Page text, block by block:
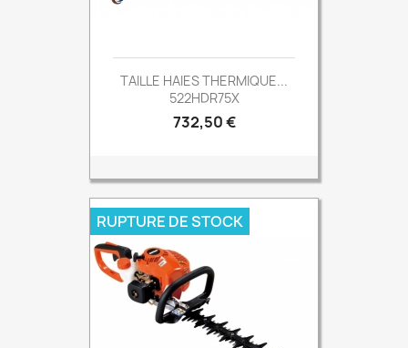
TAILLE HAIES THERMIQUE...
522HDR75X
Prix
732,50 €
RUPTURE DE STOCK